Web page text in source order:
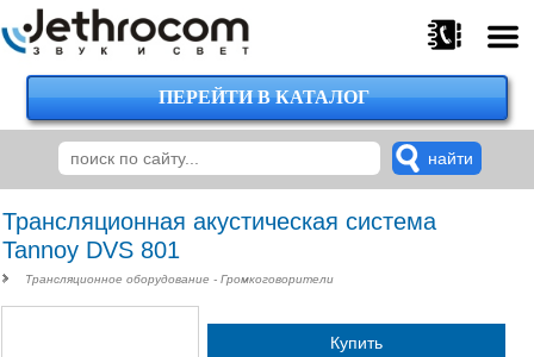
375
224-
00-
00
29
ПЕРЕЙТИ В КАТАЛОГ
Трансляционная акустическая система
Tannoy DVS 801
Трансляционное оборудование - Громкоговорители
Купить